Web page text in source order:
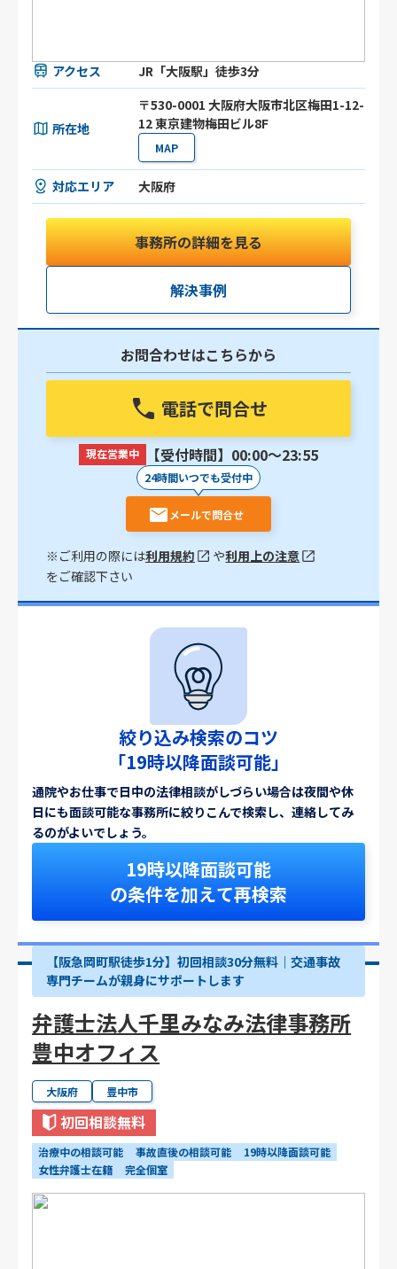
アクセス JR「大阪駅」徒歩3分
所在地
〒530-0001 大阪府大阪市北区梅田1-12-
12 東京建物梅田ビル8F
MAP
対応エリア 大阪府
事務所の詳細を見る
解決事例
お問合わせはこちらから
電話で問合せ
現在営業中 【受付時間】00:00〜23:55
24時間いつでも受付中
メールで問合せ
※ご利用の際には利用規約 や利用上の注意
をご確認下さい
絞り込み検索のコツ
「19時以降面談可能」
通院やお仕事で日中の法律相談がしづらい場合は夜間や休
日にも面談可能な事務所に絞りこんで検索し、連絡してみ
るのがよいでしょう。
19時以降面談可能
の条件を加えて再検索
【阪急岡町駅徒歩1分】初回相談30分無料｜交通事故
専門チームが親身にサポートします
弁護士法人千里みなみ法律事務所
豊中オフィス
大阪府 豊中市
初回相談無料
治療中の相談可能 事故直後の相談可能
19時以降面談可能
女性弁護士在籍
完全個室